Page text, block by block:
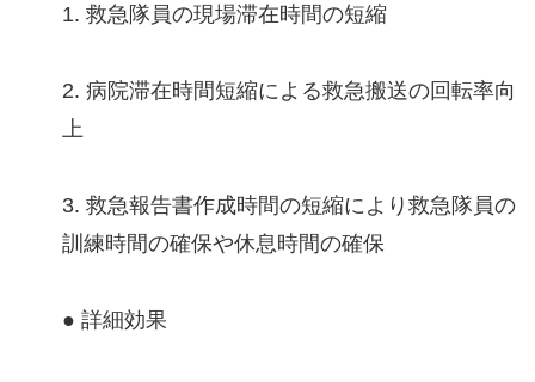
1. 救急隊員の現場滞在時間の短縮
2. 病院滞在時間短縮による救急搬送の回転率向
上
3. 救急報告書作成時間の短縮により救急隊員の
訓練時間の確保や休息時間の確保
● 詳細効果